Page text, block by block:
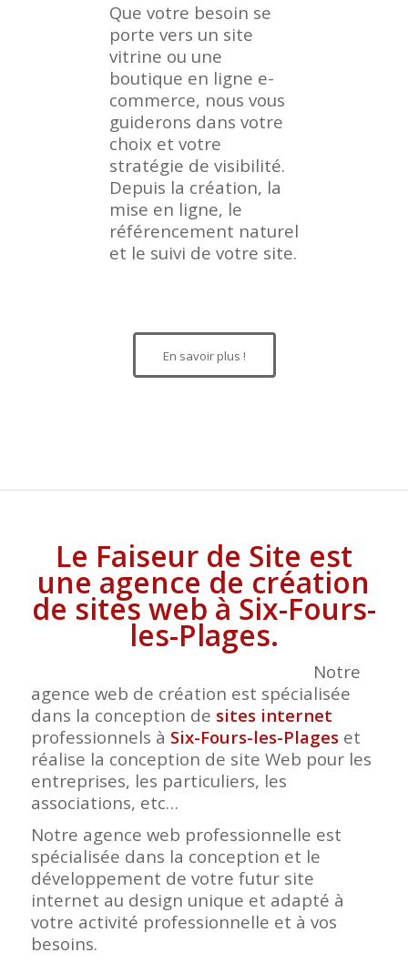
Que votre besoin se
porte vers un site
vitrine ou une
boutique en ligne e-
commerce, nous vous
guiderons dans votre
choix et votre
stratégie de visibilité.
Depuis la création, la
mise en ligne, le
référencement naturel
et le suivi de votre site.
En savoir plus !
Le Faiseur de Site est
une agence de création
de sites web à Six-Fours-
les-Plages.
Notre
agence web de création est spécialisée
dans la conception de sites internet
professionnels à Six-Fours-les-Plageset
réalise la conception de site Web pour les
entreprises, les particuliers, les
associations, etc…
Notre agence web professionnelle est
spécialisée dans la conception et le
développement de votre futur site
internet au design unique et adapté à
votre activité professionnelle et à vos
besoins.